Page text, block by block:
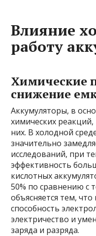
Влияние
работу
Химические
снижение
Аккумуляторы, в
химических
них. В холодной
значительно
исследований, при
эффективность
кислотных
50% по сравнению с
объясняется тем,
способность
электричество и
заряда и разряда.